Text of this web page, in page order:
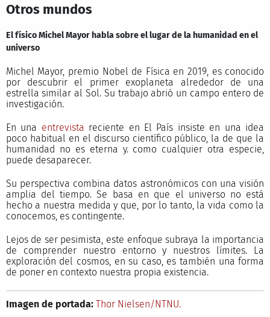
Otros mundos
El físico Michel Mayor habla sobre el lugar de la humanidad en el
universo
Michel Mayor, premio Nobel de Física en 2019, es conocido
por descubrir el primer exoplaneta alrededor de una
estrella similar al Sol. Su trabajo abrió un campo entero de
investigación.
En una entrevista reciente en El País insiste en una idea
poco habitual en el discurso científico público, la de que la
humanidad no es eterna y. como cualquier otra especie,
puede desaparecer.
Su perspectiva combina datos astronómicos con una visión
amplia del tiempo. Se basa en que el universo no está
hecho a nuestra medida y que, por lo tanto, la vida como la
conocemos, es contingente.
Lejos de ser pesimista, este enfoque subraya la importancia
de comprender nuestro entorno y nuestros límites. La
exploración del cosmos, en su caso, es también una forma
de poner en contexto nuestra propia existencia.
Imagen de portada: Thor Nielsen/NTNU.